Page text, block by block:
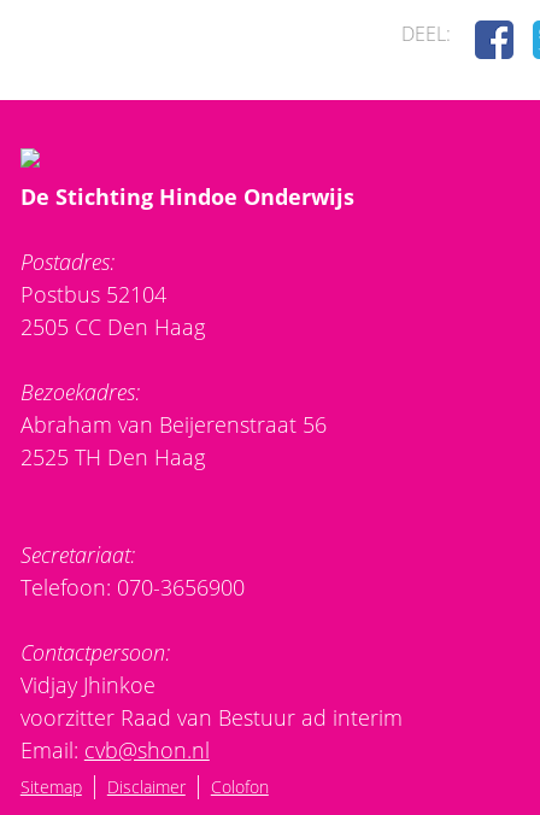
DEEL:
De Stichting Hindoe Onderwijs
Postadres:
Postbus 52104
2505 CC Den Haag
Bezoekadres:
Abraham van Beijerenstraat 56
2525 TH Den Haag
Secretariaat:
Telefoon: 070-3656900
Contactpersoon:
Vidjay Jhinkoe
voorzitter Raad van Bestuur ad interim
Email: cvb@shon.nl
Sitemap| Disclaimer| Colofon